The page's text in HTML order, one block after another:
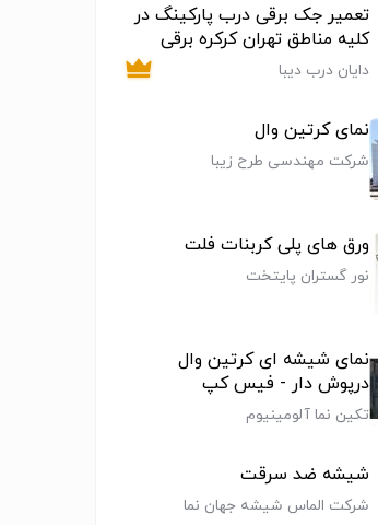
تعمیر جک برقی درب پارکینگ در
کلیه مناطق تهران کرکره برقی
دایان درب دیبا
نمای کرتین وال
شرکت مهندسی طرح زیبا
ورق های پلی کربنات فلت
نور گستران پایتخت
نمای شیشه ای کرتین وال
درپوش دار - فیس کپ
تکین نما آلومینیوم
شیشه ضد سرقت
شرکت الماس شیشه جهان نما